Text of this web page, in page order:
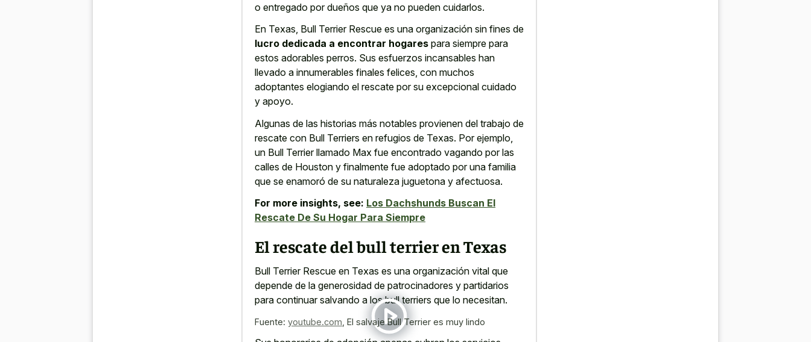
o entregado por dueños que ya no pueden cuidarlos.
En Texas, Bull Terrier Rescue es una organización sin fines de
lucro dedicada a encontrar hogares para siempre para
estos adorables perros. Sus esfuerzos incansables han
llevado a innumerables finales felices, con muchos
adoptantes elogiando el rescate por su excepcional cuidado
y apoyo.
Algunas de las historias más notables provienen del trabajo de
rescate con Bull Terriers en refugios de Texas. Por ejemplo,
un Bull Terrier llamado Max fue encontrado vagando por las
calles de Houston y finalmente fue adoptado por una familia
que se enamoró de su naturaleza juguetona y afectuosa.
For more insights, see: Los Dachshunds Buscan El
Rescate De Su Hogar Para Siempre
El rescate del bull terrier en Texas
Bull Terrier Rescue en Texas es una organización vital que
depende de la generosidad de patrocinadores y partidarios
para continuar salvando a los bull terriers que lo necesitan.
Fuente: youtube.com El salvaje Bull Terrier es muy lindo